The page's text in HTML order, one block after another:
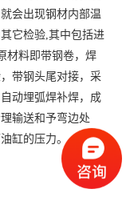
会出现钢材内部温
它检验,其中包括进
材料即带钢卷，焊
带钢头尾对接，采
动埋弧焊补焊，成
输送和予弯边处
缸的压力。